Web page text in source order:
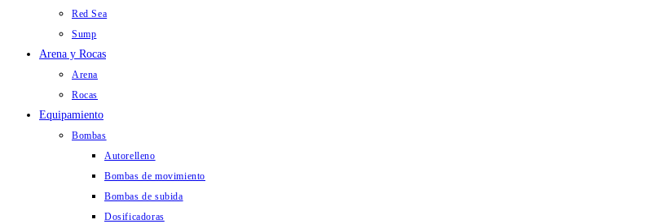
Red Sea
Sump
Arena y Rocas
Arena
Rocas
Equipamiento
Bombas
Autorelleno
Bombas de movimiento
Bombas de subida
Dosificadoras